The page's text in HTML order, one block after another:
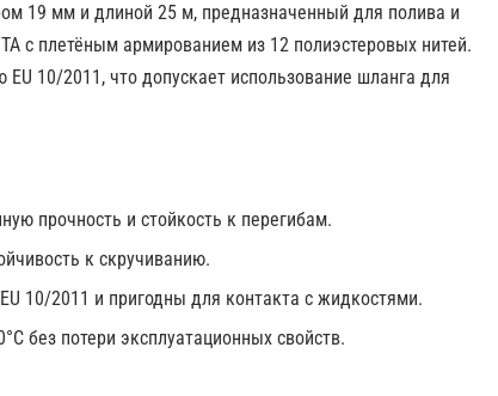
19 мм и длиной 25 м, предназначенный для полива и
с плетёным армированием из 12 полиэстеровых нитей.
10/2011, что допускает использование шланга для
прочность и стойкость к перегибам.
к скручиванию.
10/2011 и пригодны для контакта с жидкостями.
без потери эксплуатационных свойств.